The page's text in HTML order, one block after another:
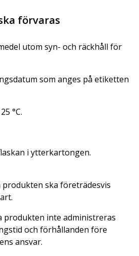
förvaras
utom syn- och räckhåll för
som anges på etiketten
°C.
i ytterkartongen.
ska företrädesvis
produkten inte administreras
och förhållanden före
ansvar.